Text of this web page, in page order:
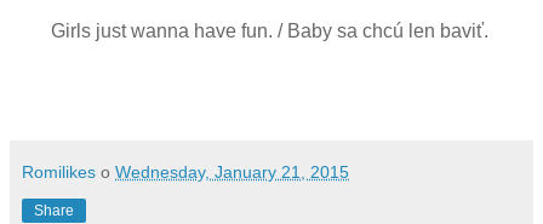
Girls just wanna have fun. / Baby sa chcú len baviť.
Romilikes o Wednesday, January 21, 2015
Share